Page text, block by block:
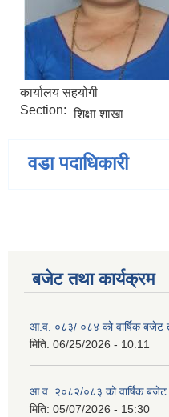
कार्यालय सहयोगी
Section: शिक्षा शाखा
वडा पदाधिकारी
बजेट तथा कार्यक्रम
आ.व. ०८३/ ०८४ को वार्षिक बजेट
मिति: 06/25/2026 - 10:11
आ.व. २०८२/०८३ को वार्षिक बजेट
मिति: 05/07/2026 - 15:30